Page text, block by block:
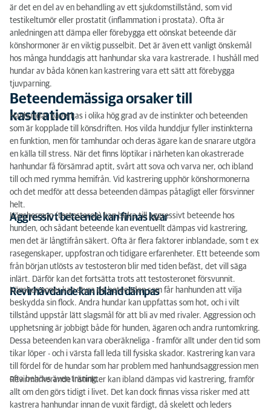
Beteendemässiga orsaker till kastration
Medicinska orsaker till kastration
Risker med kastration av hanhund
Fördelarna överväger nackdelarna
Hur kastreras en hanhund?
är det en del av en behandling av ett sjukdomstillstånd, som vid
testikeltumör eller prostatit (inflammation i prostata). Ofta är
anledningen att dämpa eller förebygga ett oönskat beteende där
könshormoner är en viktig pusselbit. Det är även ett vanligt önskemål
hos många hunddagis att hanhundar ska vara kastrerade. I hushåll med
hundar av båda könen kan kastrering vara ett sätt att förebygga
tjuvparning.
Beteendemässiga orsaker till
kastration
Hanhundar påverkas i olika hög grad av de instinkter och beteenden
som är kopplade till könsdriften. Hos vilda hunddjur fyller instinkterna
en funktion, men för tamhundar och deras ägare kan de snarare utgöra
en källa till stress. När det finns löptikar i närheten kan okastrerade
hanhundar få försämrad aptit, svårt att sova och varva ner, och ibland
till och med rymma hemifrån. Vid kastrering upphör könshormonerna
och det medför att dessa beteenden dämpas påtagligt eller försvinner
helt.
Aggressivt beteende kan finnas kvar
Könshormon (testosteron) kan bidra till aggressivt beteende hos
hunden, och sådant beteende kan eventuellt dämpas vid kastrering,
men det är långtifrån säkert. Ofta är flera faktorer inblandade, som t ex
rasegenskaper, uppfostran och tidigare erfarenheter. Ett beteende som
från början utlösts av testosteron blir med tiden befäst, det vill säga
inlärt. Därför kan det fortsätta trots att testosteronet försvunnit.
Revirhävdande kan ibland dämpas
Könshormoner kan styra de beteenden som får hanhunden att vilja
beskydda sin flock. Andra hundar kan uppfattas som hot, och i vilt
tillstånd uppstår lätt slagsmål för att bli av med rivaler. Aggression och
upphetsning är jobbigt både för hunden, ägaren och andra runtomkring.
Dessa beteenden kan vara oberäkneliga - framför allt under den tid som
tikar löper - och i värsta fall leda till fysiska skador. Kastrering kan vara
till fördel för de hundar som har problem med hanhundsaggression men
ofta behövs även träning.
Revirmarkerande instinkter kan ibland dämpas vid kastrering, framför
allt om den görs tidigt i livet. Det kan dock finnas vissa risker med att
kastrera hanhundar innan de vuxit färdigt, då skelett och leders